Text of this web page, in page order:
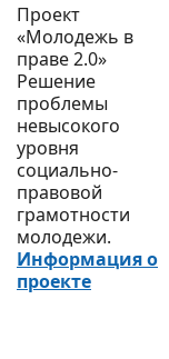
Проект
«Молодежь в
праве 2.0»
Решение
проблемы
невысокого
уровня
социально-
правовой
грамотности
молодежи.
Информация о
проекте